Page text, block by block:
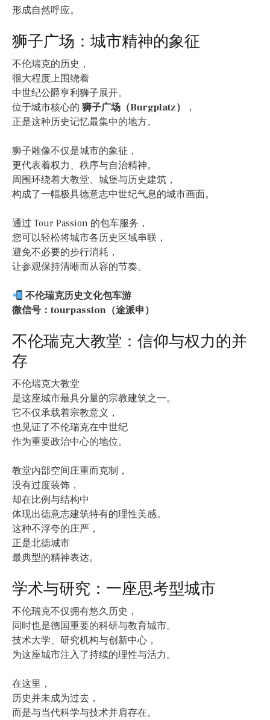
形成自然呼应。
狮子广场：城市精神的象征
不伦瑞克的历史，
很大程度上围绕着
中世纪公爵亨利狮子展开。
位于城市核心的 狮子广场（Burgplatz）
，
正是这种历史记忆最集中的地方。
狮子雕像不仅是城市的象征，
更代表着权力、秩序与自治精神。
周围环绕着大教堂、城堡与历史建筑，
构成了一幅极具德意志中世纪气息的城市画面。
通过 Tour Passion 的包车服务，
您可以轻松将城市各历史区域串联，
避免不必要的步行消耗，
让参观保持清晰而从容的节奏。
不伦瑞克历史文化包车游
微信号：tourpassion（途派申）
不伦瑞克大教堂：信仰与权力的并
存
不伦瑞克大教堂
是这座城市最具分量的宗教建筑之一。
它不仅承载着宗教意义，
也见证了不伦瑞克在中世纪
作为重要政治中心的地位。
教堂内部空间庄重而克制，
没有过度装饰，
却在比例与结构中
体现出德意志建筑特有的理性美感。
这种不浮夸的庄严，
正是北德城市
最典型的精神表达。
学术与研究：一座思考型城市
不伦瑞克不仅拥有悠久历史，
同时也是德国重要的科研与教育城市。
技术大学、研究机构与创新中心，
为这座城市注入了持续的理性与活力。
在这里，
历史并未成为过去，
而是与当代科学与技术并肩存在。